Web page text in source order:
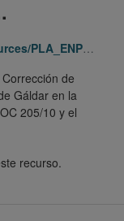
GC/Gald/1103/indice.html
de
Gáldar en la
205/10 y el
recurso.